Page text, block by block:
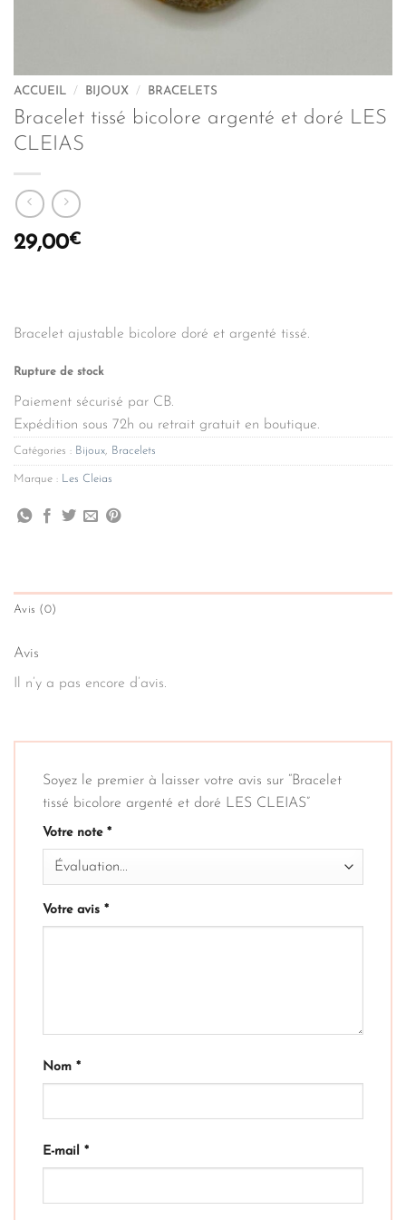
ACCUEIL / BIJOUX / BRACELETS
Bracelet tissé bicolore argenté et doré LES
CLEIAS
29,00€
Bracelet ajustable bicolore doré et argenté tissé.
Rupture de stock
Paiement sécurisé par CB.
Expédition sous 72h ou retrait gratuit en boutique.
Catégories : Bijoux, Bracelets
Marque : Les Cleias
Avis (0)
Avis
Il n’y a pas encore d’avis.
Soyez le premier à laisser votre avis sur “Bracelet
tissé bicolore argenté et doré LES CLEIAS”
Votre note *
Votre avis *
Nom *
E-mail *